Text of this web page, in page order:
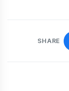
SHARE